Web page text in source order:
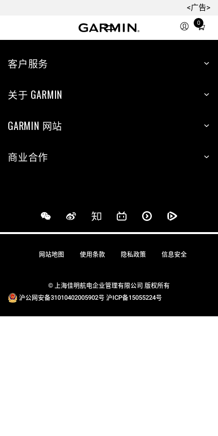
<广告>
0
Total
客户服务
关于 GARMIN
GARMIN 网站
商业合作
© 上海佳明航电企业管理有限公司 版权所有
沪公网安备31010402005902号 沪ICP备15055224号
网站地图 使用条款 隐私政策 信息安全